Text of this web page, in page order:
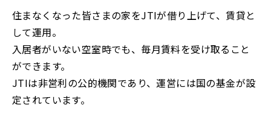
住まなくなった皆さまの家をJTIが借り上げて、賃貸と
して運用。
入居者がいない空室時でも、毎月賃料を受け取ること
ができます。
JTIは非営利の公的機関であり、運営には国の基金が設
定されています。